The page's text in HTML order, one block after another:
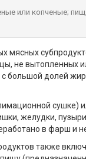
или копченые;
не вытопленных
большой долей
сушке)
желудки,
в фарш
также